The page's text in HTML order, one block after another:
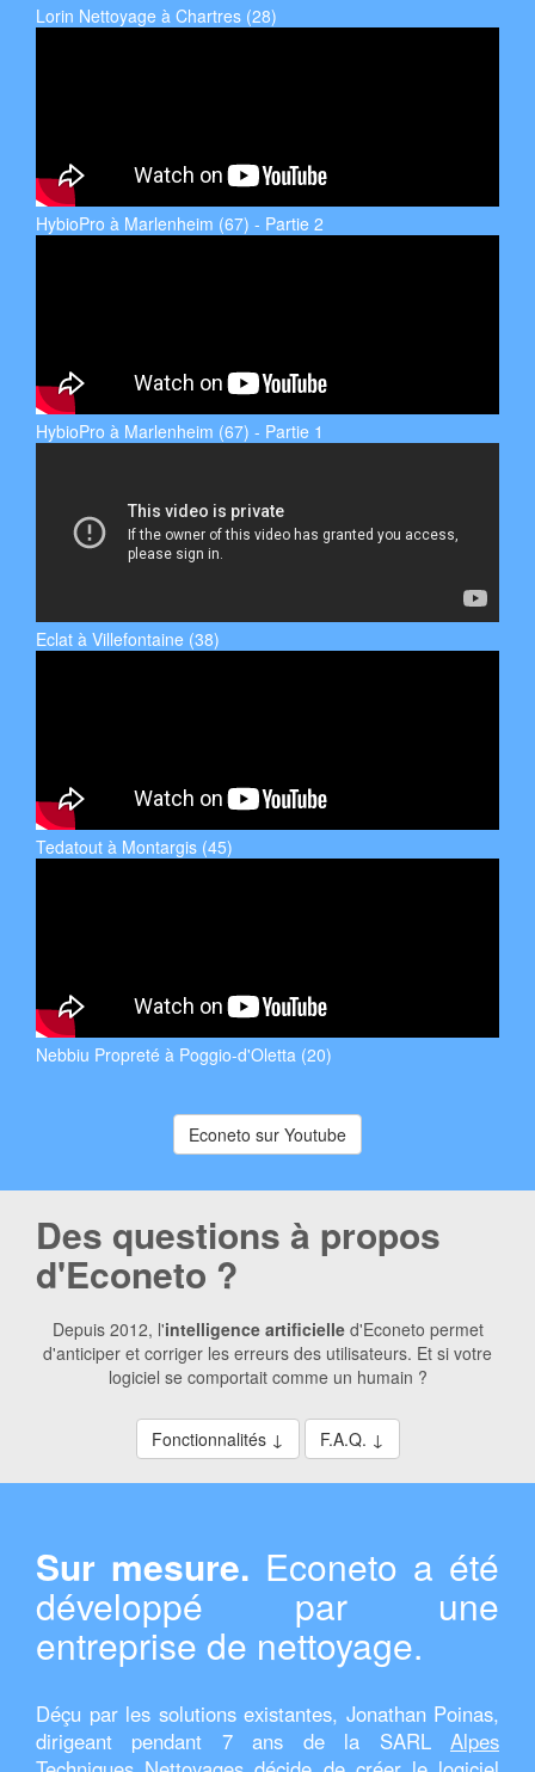
Lorin Nettoyage à Chartres (28)
HybioPro à Marlenheim (67) - Partie 2
HybioPro à Marlenheim (67) - Partie 1
Eclat à Villefontaine (38)
Tedatout à Montargis (45)
Nebbiu Propreté à Poggio-d'Oletta (20)
Econeto sur Youtube
Des questions à propos
d'Econeto ?
Depuis 2012, l'intelligence artificielled'Econeto permet
d'anticiper et corriger les erreurs des utilisateurs. Et si votre
logiciel se comportait comme un humain ?
Fonctionnalités ↓ F.A.Q. ↓
Sur mesure. Econeto a été
développé par une
entreprise de nettoyage.
Déçu par les solutions existantes, Jonathan Poinas,
dirigeant pendant 7 ans de la SARL Alpes